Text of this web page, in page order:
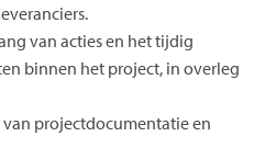
van acties en het tijdig
binnen het project, in overleg
van projectdocumentatie en